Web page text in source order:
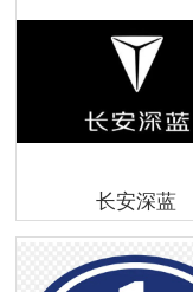
长安深蓝